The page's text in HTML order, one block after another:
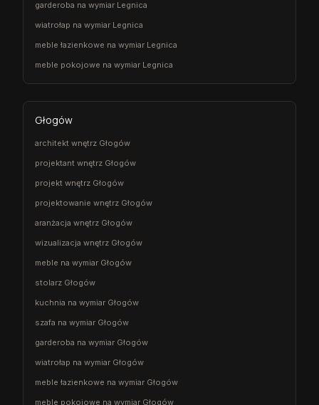
garderoba na wymiar Legnica
wiatrołap na wymiar Legnica
meble łazienkowe na wymiar Legnica
meble pokojowe na wymiar Legnica
Głogów
architekt wnętrz Głogów
projektant wnętrz Głogów
projekt wnętrz Głogów
projektowanie wnętrz Głogów
aranżacja wnętrz Głogów
wizualizacja wnętrz Głogów
meble na wymiar Głogów
stolarz Głogów
kuchnia na wymiar Głogów
szafa na wymiar Głogów
garderoba na wymiar Głogów
wiatrołap na wymiar Głogów
meble łazienkowe na wymiar Głogów
meble pokojowe na wymiar Głogów